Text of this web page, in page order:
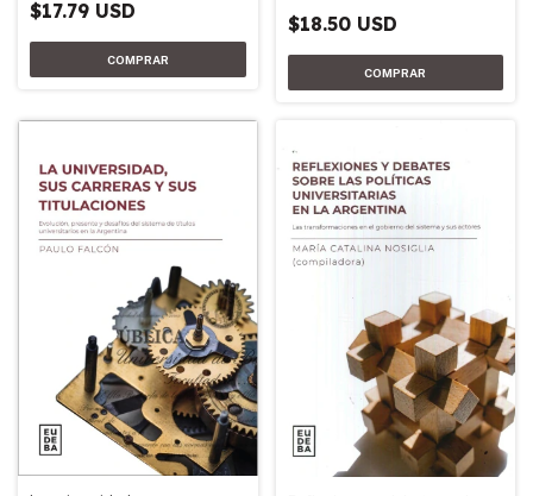
$17.79 USD
nacionales
$18.50 USD